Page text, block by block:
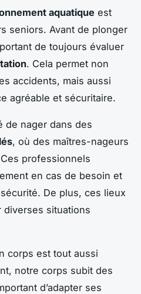
aquatique est
seniors. Avant de plonger
de toujours évaluer
. Cela permet non
accidents, mais aussi
agréable et sécuritaire.
de nager dans des
, où des maîtres-nageurs
professionnels
en cas de besoin et
De plus, ces lieux
situations
corps est tout aussi
notre corps subit des
d’adapter ses